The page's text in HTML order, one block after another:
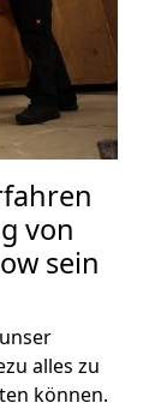
von
sein
alles zu
können.